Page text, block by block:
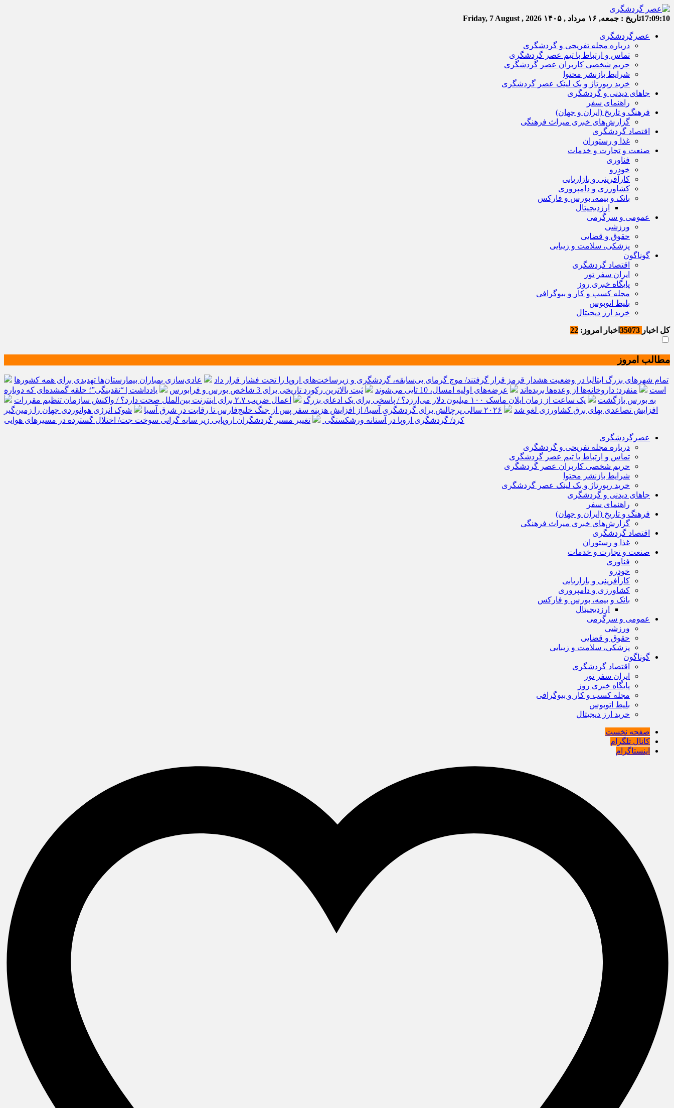
17:09:11تاریخ : جمعه, ۱۶ مرداد , ۱۴۰۵ Friday, 7 August , 2026
عصرگردشگری
درباره مجله تفریحی و گردشگری
تماس و ارتباط با تیم عصر گردشگری
حریم شخصی کاربران عصر گردشگری
شرایط بازنشر محتوا
خرید رپورتاژ و بک لینک عصر گردشگری
جاهای دیدنی و گردشگری
راهنمای سفر
فرهنگ و تاریخ (ایران و جهان)
گزارش‌های خبری میراث فرهنگی
اقتصاد گردشگری
غذا و رستوران
صنعت و تجارت و خدمات
فناوری
خودرو
کارآفرینی و بازاریابی
کشاورزی و دامپروری
بانک و بیمه، بورس و فارکس
ارزدیجیتال
عمومی و سرگرمی
ورزشی
حقوق و قضایی
پزشکی، سلامت و زیبایی
گوناگون
اقتصاد گردشگری
ایران سفر تور
پایگاه خبری روز
مجله کسب و کار و بیوگرافی
بلیط اتوبوس
خرید ارز دیجیتال
کل اخبار اخبار امروز: 22
مطالب امروز
تمام شهرهای بزرگ ایتالیا در وضعیت هشدار قرمز قرار گرفتند/ موج گرمای بی‌سابقه، گردشگری و زیرساخت‌های اروپا را تحت فشار قرار داد
عادی‌سازی بمباران بیمارستان‌ها تهدیدی برای همه کشورها
است
منفرد: داروخانه‌ها از وعده‌ها بریده‌اند عرضه‌های اولیه امسال، 10 تایی می‌شوند ثبت بالاترین رکورد تاریخی برای 3 شاخص بورس و فرابورس
یادداشت | “نقدینگی”؛ حلقه گمشده‌ای که دوباره
به بورس بازگشت
یک ساعت از زمان ایلان ماسک ۱۰۰ میلیون دلار می‌ارزد؟ / پاسخی برای یک ادعای بزرگ
اعمال ضریب ۲.۷ برای اینترنت بین‌الملل صحت دارد؟ / واکنش سازمان تنظیم مقررات
افزایش تصاعدی بهای برق کشاورزی لغو شد
۲۰۲۶ سالی پرچالش برای گردشگری آسیا/ از افزایش هزینه سفر پس از جنگ خلیج‌فارس تا رقابت در شرق آسیا
شوک انرژی هوانوردی جهان را زمین‌گیر
کرد/ گردشگری اروپا در آستانه ورشکستگی
تغییر مسیر گردشگران اروپایی زیر سایه گرانی سوخت جت/ اختلال گسترده در مسیرهای هوایی
عصرگردشگری
درباره مجله تفریحی و گردشگری
تماس و ارتباط با تیم عصر گردشگری
حریم شخصی کاربران عصر گردشگری
شرایط بازنشر محتوا
خرید رپورتاژ و بک لینک عصر گردشگری
جاهای دیدنی و گردشگری
راهنمای سفر
فرهنگ و تاریخ (ایران و جهان)
گزارش‌های خبری میراث فرهنگی
اقتصاد گردشگری
غذا و رستوران
صنعت و تجارت و خدمات
فناوری
خودرو
کارآفرینی و بازاریابی
کشاورزی و دامپروری
بانک و بیمه، بورس و فارکس
ارزدیجیتال
عمومی و سرگرمی
ورزشی
حقوق و قضایی
پزشکی، سلامت و زیبایی
گوناگون
اقتصاد گردشگری
ایران سفر تور
پایگاه خبری روز
مجله کسب و کار و بیوگرافی
بلیط اتوبوس
خرید ارز دیجیتال
صفحه نخست
کانال تلگرام
اینستاگرام